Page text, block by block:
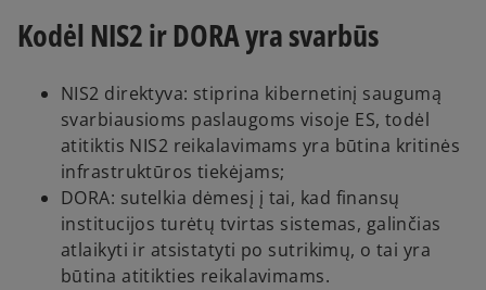
Kodėl NIS2 ir DORA yra svarbūs
NIS2 direktyva: stiprina kibernetinį saugumą
svarbiausioms paslaugoms visoje ES, todėl
atitiktis NIS2 reikalavimams yra būtina kritinės
infrastruktūros tiekėjams;
DORA: sutelkia dėmesį į tai, kad finansų
institucijos turėtų tvirtas sistemas, galinčias
atlaikyti ir atsistatyti po sutrikimų, o tai yra
būtina atitikties reikalavimams.